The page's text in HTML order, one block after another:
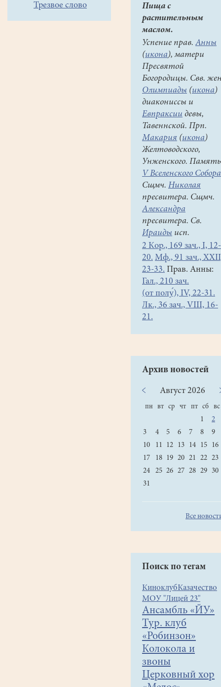
Трезвое слово
Пища с
растительным
маслом.
Успение прав. Анны
(икона), матери
Пресвятой
Богородицы. Свв.
Олимпиады (икона)
диакониссы и
Евпраксии девы,
Тавеннской. Прп.
Макария (икона)
Желтоводского,
Унженского. Память
V Вселенского Собора
Сщмч. Николая
пресвитера. Сщмч.
Александра
пресвитера. Св.
Ираиды исп.
2 Кор., 169 зач., I, 12-
20. Мф., 91 зач.,
23-33. Прав. Анны:
Гал., 210 зач.
(от полу́), IV, 22-31.
Лк., 36 зач., VIII, 16-
21.
Архив новостей
Август 2026
пн вт ср чт пт сб вс
1
2
3
4 5 6 7 8
9
10
11 12 13 14 15
16
17
18 19 20 21 22 23
24
25 26 27 28 29
30
31
Все
Поиск по тегам
КиноклубКазачество
МОУ "Лицей 23"
Ансамбль «ЙУ»
Тур. клуб
«Робинзон»
Колокола и
звоны
Церковный хор